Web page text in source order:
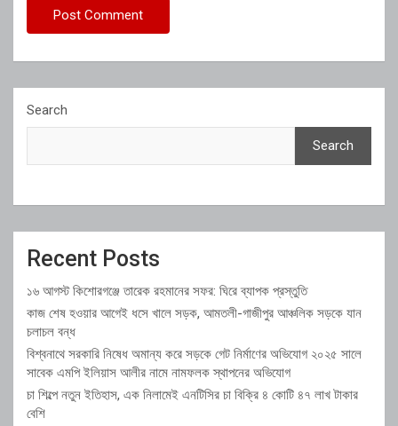
Search
Search
Recent Posts
১৬ আগস্ট কিশোরগঞ্জে তারেক রহমানের সফর: ঘিরে ব্যাপক প্রস্তুতি
কাজ শেষ হওয়ার আগেই ধসে খালে সড়ক, আমতলী-গাজীপুর আঞ্চলিক সড়কে যান
চলাচল বন্ধ
বিশ্বনাথে সরকারি নিষেধ অমান্য করে সড়কে গেট নির্মাণের অভিযোগ ২০২৫ সালে
সাবেক এমপি ইলিয়াস আলীর নামে নামফলক স্থাপনের অভিযোগ
চা শিল্পে নতুন ইতিহাস, এক নিলামেই এনটিসির চা বিক্রি ৪ কোটি ৪৭ লাখ টাকার
বেশি